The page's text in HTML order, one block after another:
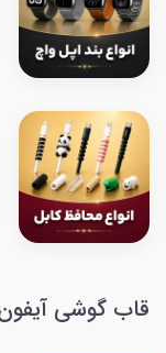
قاب گوشی